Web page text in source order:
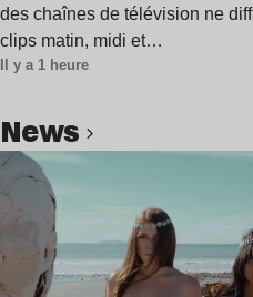
des chaînes de télévision ne
clips matin, midi et…
Il y a 1 heure
news